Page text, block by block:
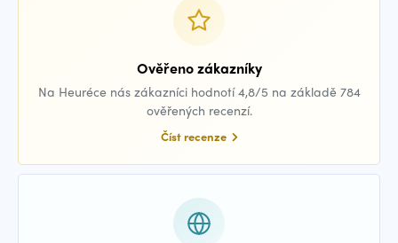
Ověřeno zákazníky
Na Heuréce nás zákazníci hodnotí 4,8/5 na základě 784
ověřených recenzí.
Číst recenze